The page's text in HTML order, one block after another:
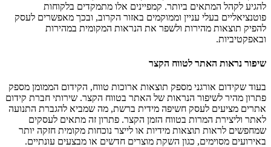
להגיע לקהל המתאים ביותר. קמפיינים אלו מתמקדים בלקוחות
פוטנציאליים בעלי עניין וממוקמים באזור הקרוב, ובכך מאפשרים לעסק
להפיק תוצאות מהירות ולשפר את הנראות המקומית במהירות
ובאפקטיביות.
שיפור נראות האתר לטווח הקצר
בעוד שקידום אורגני מספק תוצאות ארוכות טווח, הקידום הממומן מספק
פתרון מהיר לשיפור הנראות של האתר בטווח הקצר. שירותי חברת קידום
אתרים מציעים לעסק חשיפה מידית ברשת, מה שמביא להגברת התנועה
לאתר וליצירת המרות בטווח הזמן הקצר. פתרון זה מתאים לעסקים
שמחפשים לראות תוצאות מידיות או לייצר נוכחות מקומית חזקה יותר
באירועים מסוימים, כגון השקת מוצרים חדשים או מבצעים עונתיים.